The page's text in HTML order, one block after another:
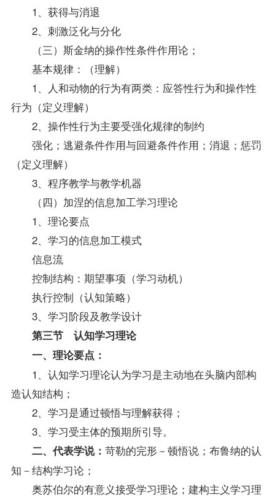
1、获得与消退
2、刺激泛化与分化
（三）斯金纳的操作性条件作用论；
基本规律：（理解）
1、人和动物的行为有两类：应答性行为和操作性
行为（定义理解）
2、操作性行为主要受强化规律的制约
强化；逃避条件作用与回避条件作用；消退；惩罚
（定义理解）
3、程序教学与教学机器
（四）加涅的信息加工学习理论
1、理论要点
2、学习的信息加工模式
信息流
控制结构：期望事项（学习动机）
执行控制（认知策略）
3、学习阶段及教学设计
第三节 认知学习理论
一、理论要点：
1、认知学习理论认为学习是主动地在头脑内部构
造认知结构；
2、学习是通过顿悟与理解获得；
3、学习受主体的预期所引导。
二、代表学说： 苛勒的完形－顿悟说；布鲁纳的认
知－结构学习论；
奥苏伯尔的有意义接受学习理论；建构主义学习理